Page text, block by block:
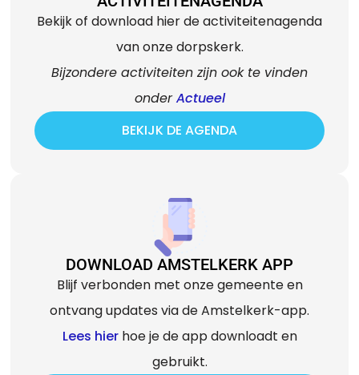
Bekijk of download hier de activiteitenagenda
van onze dorpskerk.
Bijzondere activiteiten zijn ook te vinden
onderActueel
BEKIJK DE AGENDA
DOWNLOAD AMSTELKERK APP
Blijf verbonden met onze gemeente en
ontvang updates via de Amstelkerk-app.
Lees hierhoe je de app downloadt en
gebruikt.